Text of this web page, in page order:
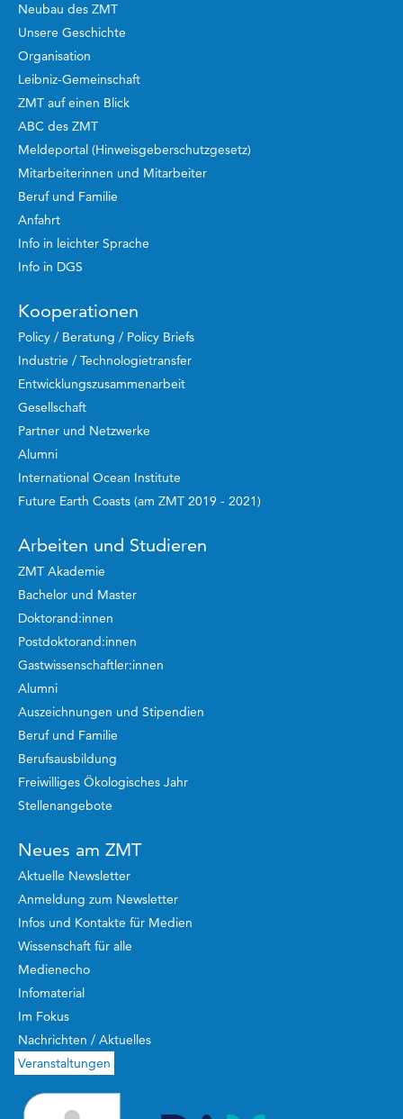
Neubau des ZMT
Unsere Geschichte
Organisation
Leibniz-Gemeinschaft
ZMT auf einen Blick
ABC des ZMT
Meldeportal (Hinweisgeberschutzgesetz)
Mitarbeiterinnen und Mitarbeiter
Beruf und Familie
Anfahrt
Info in leichter Sprache
Info in DGS
Kooperationen
Policy / Beratung / Policy Briefs
Industrie / Technologietransfer
Entwicklungszusammenarbeit
Gesellschaft
Partner und Netzwerke
Alumni
International Ocean Institute
Future Earth Coasts (am ZMT 2019 - 2021)
Arbeiten und Studieren
ZMT Akademie
Bachelor und Master
Doktorand:innen
Postdoktorand:innen
Gastwissenschaftler:innen
Alumni
Auszeichnungen und Stipendien
Beruf und Familie
Berufsausbildung
Freiwilliges Ökologisches Jahr
Stellenangebote
Neues am ZMT
Aktuelle Newsletter
Anmeldung zum Newsletter
Infos und Kontakte für Medien
Wissenschaft für alle
Medienecho
Infomaterial
Im Fokus
Nachrichten / Aktuelles
Veranstaltungen